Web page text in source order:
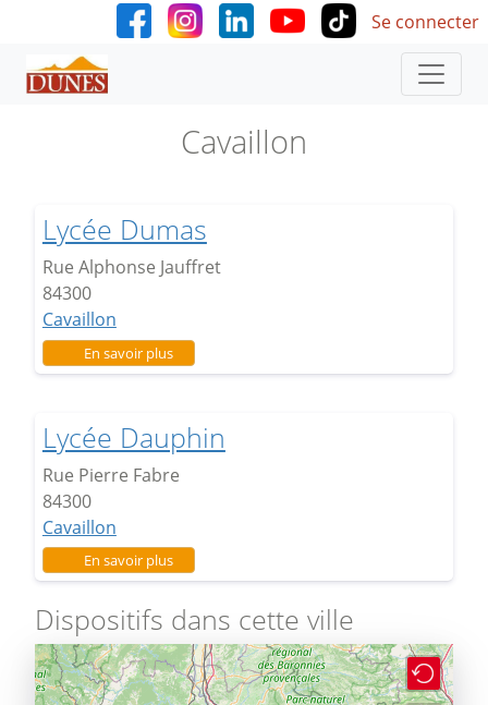
Aller au contenu principal User
Se connecter
Cavaillon
Lycée Dumas
Rue Alphonse Jauffret
84300
Cavaillon
En savoir plussur Lycée Dumas
Lycée Dauphin
Rue Pierre Fabre
84300
Cavaillon
En savoir plussur Lycée Dauphin
Dispositifs dans cette ville